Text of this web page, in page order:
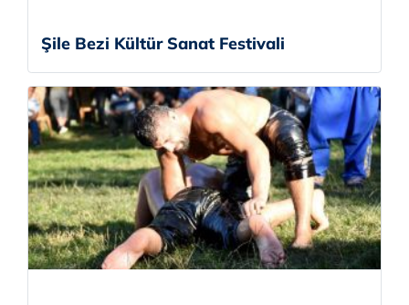
Şile Bezi Kültür Sanat Festivali